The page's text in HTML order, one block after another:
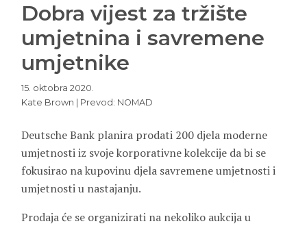
Dobra vijest za tržište
umjetnina i savremene
umjetnike
15. oktobra 2020.
Kate Brown | Prevod: NOMAD
Deutsche Bank planira prodati 200 djela moderne
umjetnosti iz svoje korporativne kolekcije da bi se
fokusirao na kupovinu djela savremene umjetnosti i
umjetnosti u nastajanju.
Prodaja će se organizirati na nekoliko aukcija u